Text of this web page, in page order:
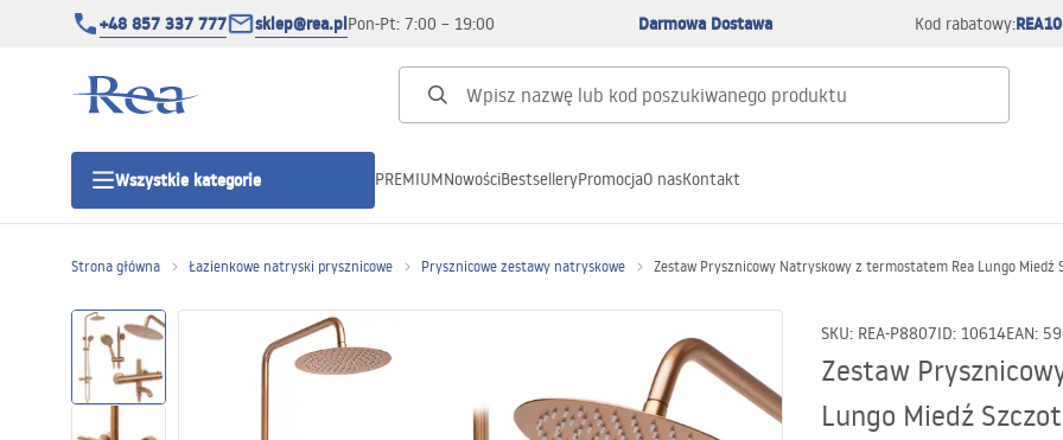
+48 857 337 777 sklep@rea.plPon-Pt: 7:00 – 19:00 Darmowa Dostawa Kod rabatowy:REA10
Wszystkie kategorie
Kategorie produktowe
Kabiny prysznicowe
Drzwi prysznicowe
PREMIUMNowościBestselleryPromocjaO nasKontakt
Strona główna Łazienkowe natryski prysznicowe Prysznicowe zestawy natryskowe Zestaw Prysznicowy Natryskowy z termostatem Rea Lungo Miedź
SKU: REA-P8807ID: 10614EAN:
Zestaw
Lungo Miedź